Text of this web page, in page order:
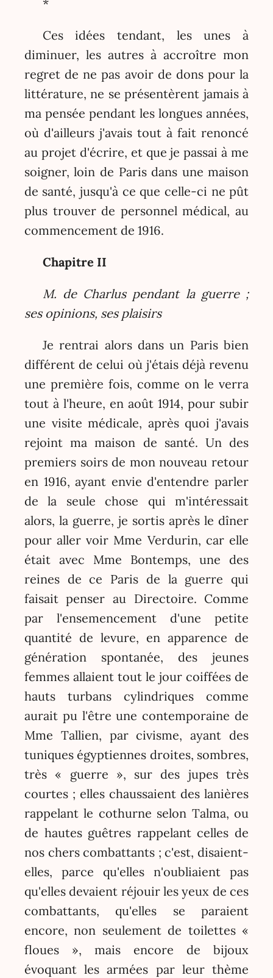
*
Ces idées tendant, les unes à
diminuer, les autres à accroître mon
regret de ne pas avoir de dons pour la
littérature, ne se présentèrent jamais à
ma pensée pendant les longues années,
où d'ailleurs j'avais tout à fait renoncé
au projet d'écrire, et que je passai à me
soigner, loin de Paris dans une maison
de santé, jusqu'à ce que celle-ci ne pût
plus trouver de personnel médical, au
commencement de 1916.
Chapitre II
M. de Charlus pendant la guerre ;
ses opinions, ses plaisirs
Je rentrai alors dans un Paris bien
différent de celui où j'étais déjà revenu
une première fois, comme on le verra
tout à l'heure, en août 1914, pour subir
une visite médicale, après quoi j'avais
rejoint ma maison de santé. Un des
premiers soirs de mon nouveau retour
en 1916, ayant envie d'entendre parler
de la seule chose qui m'intéressait
alors, la guerre, je sortis après le dîner
pour aller voir Mme Verdurin, car elle
était avec Mme Bontemps, une des
reines de ce Paris de la guerre qui
faisait penser au Directoire. Comme
par l'ensemencement d'une petite
quantité de levure, en apparence de
génération spontanée, des jeunes
femmes allaient tout le jour coiffées de
hauts turbans cylindriques comme
aurait pu l'être une contemporaine de
Mme Tallien, par civisme, ayant des
tuniques égyptiennes droites, sombres,
très « guerre », sur des jupes très
courtes ; elles chaussaient des lanières
rappelant le cothurne selon Talma, ou
de hautes guêtres rappelant celles de
nos chers combattants ; c'est, disaient-
elles, parce qu'elles n'oubliaient pas
qu'elles devaient réjouir les yeux de ces
combattants, qu'elles se paraient
encore, non seulement de toilettes «
floues », mais encore de bijoux
évoquant les armées par leur thème